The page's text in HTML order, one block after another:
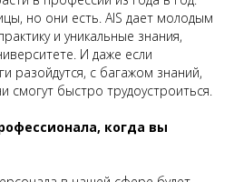
но они есть. AIS дает молодым
и уникальные знания,
И даже если
разойдутся, с багажом знаний,
быстро трудоустроиться.
когда вы